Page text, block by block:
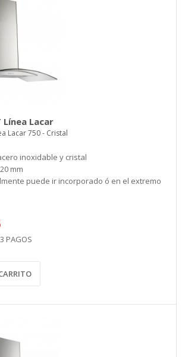
Línea Lacar
Lacar 750 - Cristal
inoxidable y cristal
mm
puede ir incorporado ó en el extremo
PAGOS